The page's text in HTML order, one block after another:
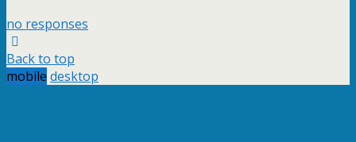
no responses
Back to top
mobile desktop